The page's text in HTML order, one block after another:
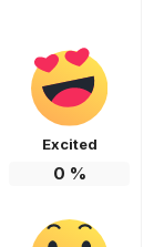
Excited
0 %